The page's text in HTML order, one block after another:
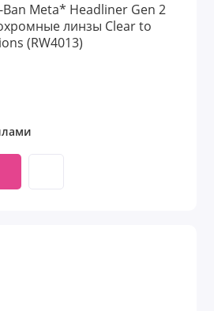
Meta* Headliner Gen 2
линзы Clear to
(RW4013)